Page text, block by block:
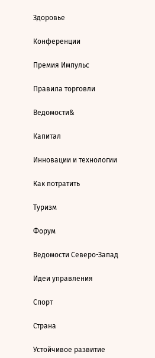
Здоровье
Конференции
Премия Импульс
Правила торговли
Ведомости&
Капитал
Инновации и технологии
Как потратить
Туризм
Форум
Ведомости Северо-Запад
Идеи управления
Спорт
Страна
Устойчивое развитие